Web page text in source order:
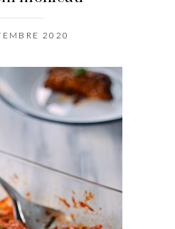
2020